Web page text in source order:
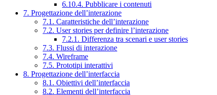
6.10.4. Pubblicare i contenuti
7. Progettazione dell’interazione
7.1. Caratteristiche dell’interazione
7.2. User stories per definire l’interazione
7.2.1. Differenza tra scenari e user stories
7.3. Flussi di interazione
7.4. Wireframe
7.5. Prototipi interattivi
8. Progettazione dell’interfaccia
8.1. Obiettivi dell’interfaccia
8.2. Elementi dell’interfaccia